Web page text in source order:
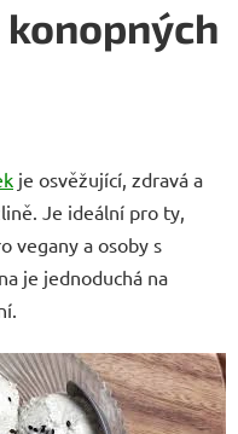
je osvěžující, zdravá a
Je ideální pro ty,
vegany a osoby s
je jednoduchá na